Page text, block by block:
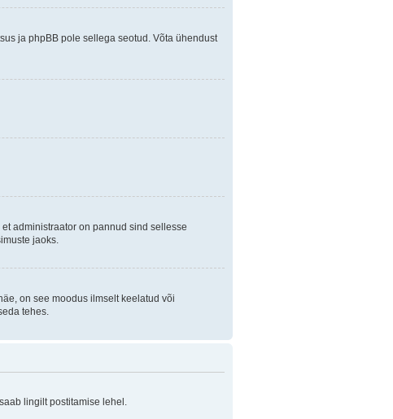
ja phpBB pole sellega seotud. Võta ühendust
administraator on pannud sind sellesse
jaoks.
on see moodus ilmselt keelatud või
tehes.
lingilt postitamise lehel.